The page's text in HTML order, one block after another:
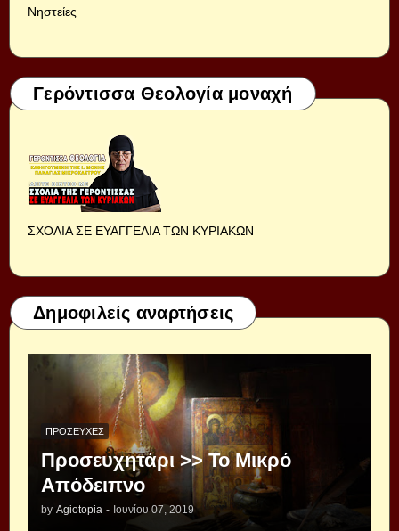
Νηστείες
Γερόντισσα Θεολογία μοναχή
ΣΧΟΛΙΑ ΣΕ ΕΥΑΓΓΕΛΙΑ ΤΩΝ ΚΥΡΙΑΚΩΝ
Δημοφιλείς αναρτήσεις
ΠΡΟΣΕΥΧΈΣ
Προσευχητάρι >> Το Μικρό
Απόδειπνο
by Agiotopia - Ιουνίου 07, 2019